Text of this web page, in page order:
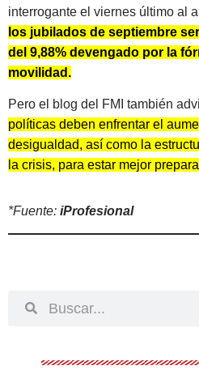
interrogante el viernes último al
los jubilados de septiembre
del 9,88% devengado por la
movilidad.
Pero el blog del FMI también
políticas deben enfrentar el
desigualdad, así como la
la crisis, para estar mejor
*Fuente: iProfesional